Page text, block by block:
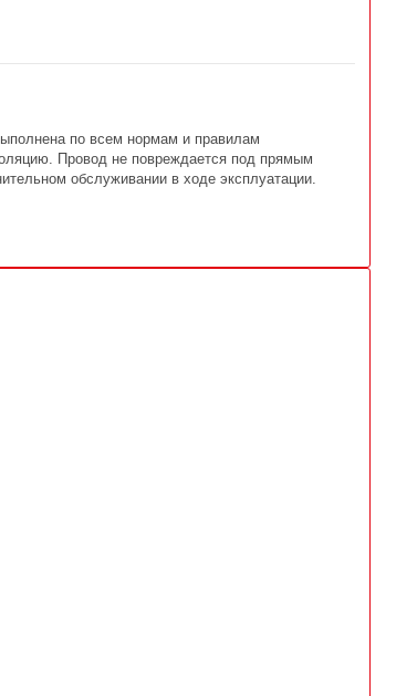
по всем нормам и правилам
Провод не повреждается под прямым
обслуживании в ходе эксплуатации.